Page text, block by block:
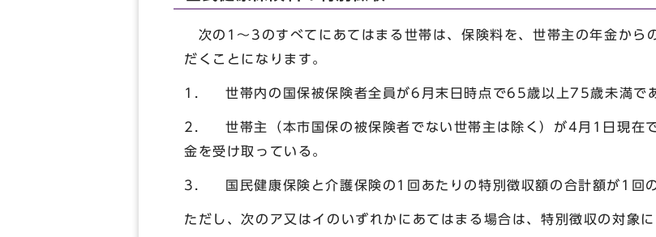
次の1～3のすべてにあてはまる世帯は、保険料を、世帯主の年金から
だくことになります。
1. 世帯内の国保被保険者全員が6月末日時点で65歳以上75歳未満で
2. 世帯主（本市国保の被保険者でない世帯主は除く）が4月1日現在
金を受け取っている。
3. 国民健康保険と介護保険の1回あたりの特別徴収額の合計額が1回
ただし、次のア又はイのいずれかにあてはまる場合は、特別徴収の対象に